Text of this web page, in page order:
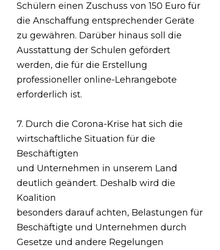
Schülern einen Zuschuss von 150 Euro für
die Anschaffung entsprechender Geräte
zu gewähren. Darüber hinaus soll die
Ausstattung der Schulen gefördert
werden, die für die Erstellung
professioneller online-Lehrangebote
erforderlich ist.
7. Durch die Corona-Krise hat sich die
wirtschaftliche Situation für die
Beschäftigten
und Unternehmen in unserem Land
deutlich geändert. Deshalb wird die
Koalition
besonders darauf achten, Belastungen für
Beschäftigte und Unternehmen durch
Gesetze und andere Regelungen